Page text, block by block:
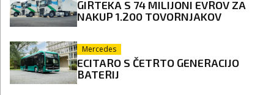
GIRTEKA S 74 MILIJONI EVROV ZA
NAKUP 1.200 TOVORNJAKOV
Mercedes
ECITARO S ČETRTO GENERACIJO
BATERIJ